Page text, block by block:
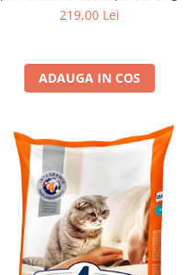
219,00 Lei
ADAUGA IN COS